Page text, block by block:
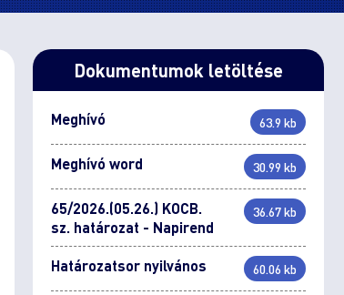
Dokumentumok letöltése
Meghívó 63.9 kb
Meghívó word 30.99 kb
65/2026.(05.26.) KOCB.
sz. határozat - Napirend
36.67 kb
Határozatsor nyilvános 60.06 kb